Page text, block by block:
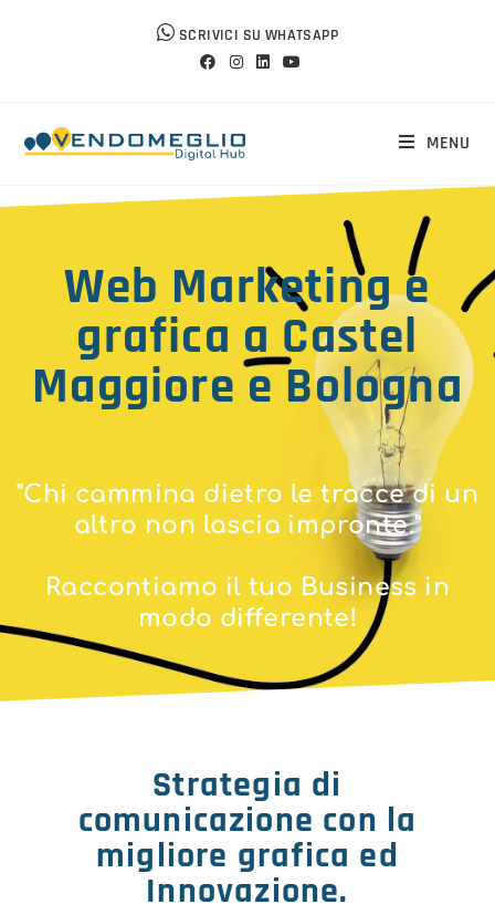
SCRIVICI SU WHATSAPP
MENU
Web Marketing e
grafica a Castel
Maggiore e Bologna
"Chi cammina dietro le tracce di un
altro non lascia impronte."
Raccontiamo il tuo Business in
modo differente!
Strategia di
comunicazione con la
migliore grafica ed
Innovazione.